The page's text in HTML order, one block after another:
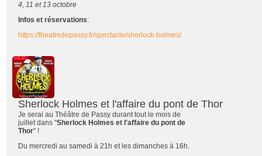
4, 11 et 13 octobre
Infos et réservations:
https://theatredepassy.fr/spectacle/sherlock-holmes/
Sherlock Holmes et l'affaire du pont de Thor
Je serai au Théâtre de Passy durant tout le mois de
juillet dans "Sherlock Holmes et l'affaire du pont de
Thor" !
Du mercredi au samedi à 21h et les dimanches à 16h.